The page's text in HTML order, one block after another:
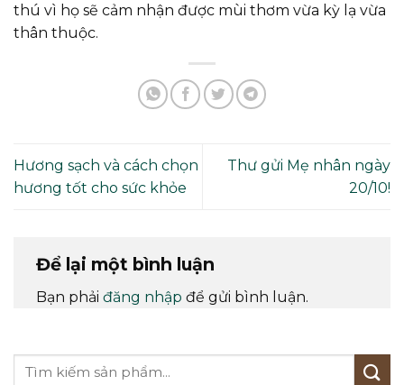
thú vì họ sẽ cảm nhận được mùi thơm vừa kỳ lạ vừa
thân thuộc.
Hương sạch và cách chọn
hương tốt cho sức khỏe
Thư gửi Mẹ nhân ngày
20/10!
Để lại một bình luận
Bạn phải đăng nhập để gửi bình luận.